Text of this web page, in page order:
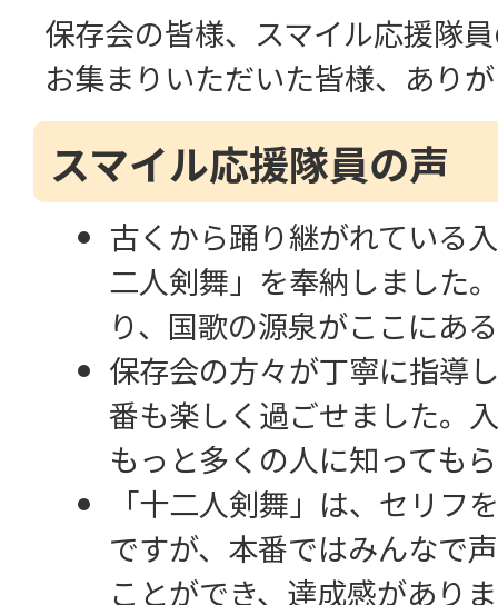
保存会の皆様、スマイル応援隊
お集まりいただいた皆様、あり
スマイル応援隊員の声
古くから踊り継がれている
二人剣舞」を奉納しました
り、国歌の源泉がここにあ
保存会の方々が丁寧に指導
番も楽しく過ごせました。
もっと多くの人に知っても
「十二人剣舞」は、セリフ
ですが、本番ではみんなで
ことができ、達成感があり